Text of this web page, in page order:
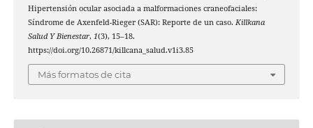
Hipertensión ocular asociada a malformaciones craneofaciales:
Síndrome de Axenfeld-Rieger (SAR): Reporte de un caso. Killkana
Salud Y Bienestar, 1(3), 15–18.
https://doi.org/10.26871/killcana_salud.v1i3.85
Más formatos de cita